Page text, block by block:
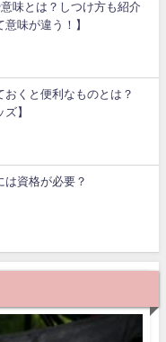
味とは？しつけ方も紹介
意味が違う！】
くと便利なものとは？
】
は資格が必要？